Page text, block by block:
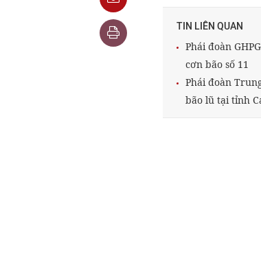
TIN LIÊN QUAN
Phái đoàn
cơn bão số 11
Phái đoàn
bão lũ tại tỉnh